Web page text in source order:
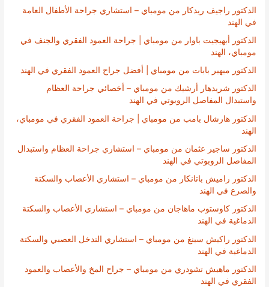
الدكتور راجيف ريدكار من مومباي – استشاري جراحة الأطفال العامة
في الهند
الدكتور أبهيجيت باوار من مومباي | جراحة العمود الفقري والجنف في
مومباي، الهند
الدكتور ميهير بابات من مومباي | أفضل جراح العمود الفقري في الهند
الدكتور شريدهار أرشيك من مومباي – أخصائي جراحة العظام
واستبدال المفاصل الروبوتي في الهند
الدكتور هارشال بامب من مومباي | جراحة العمود الفقري في مومباي،
الهند
الدكتور ساجير عثمان من مومباي – استشاري جراحة العظام واستبدال
المفاصل الروبوتي في الهند
الدكتور راميش باتانكار من مومباي – استشاري الأعصاب والسكتة
والصرع في الهند
الدكتور كاوستوب ماهاجان من مومباي – استشاري الأعصاب والسكتة
الدماغية في الهند
الدكتور راكيش سينغ من مومباي – استشاري التدخل العصبي والسكتة
الدماغية في الهند
الدكتور ماهيش تشودري من مومباي – جراح المخ والأعصاب والعمود
الفقري في الهند